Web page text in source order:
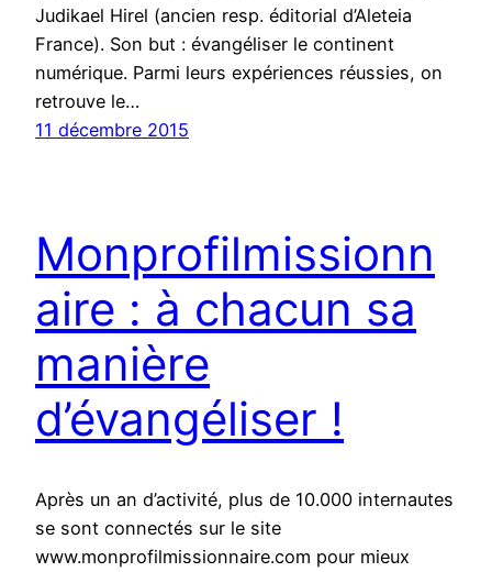
Judikael Hirel (ancien resp. éditorial d’Aleteia
France). Son but : évangéliser le continent
numérique. Parmi leurs expériences réussies, on
retrouve le…
11 décembre 2015
Monprofilmissionn
aire : à chacun sa
manière
d’évangéliser !
Après un an d’activité, plus de 10.000 internautes
se sont connectés sur le site
www.monprofilmissionnaire.com pour mieux